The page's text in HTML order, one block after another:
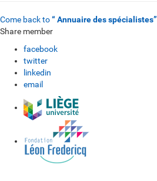
Come back to“ Annuaire des spécialistes”
Share member
facebook
twitter
linkedin
email